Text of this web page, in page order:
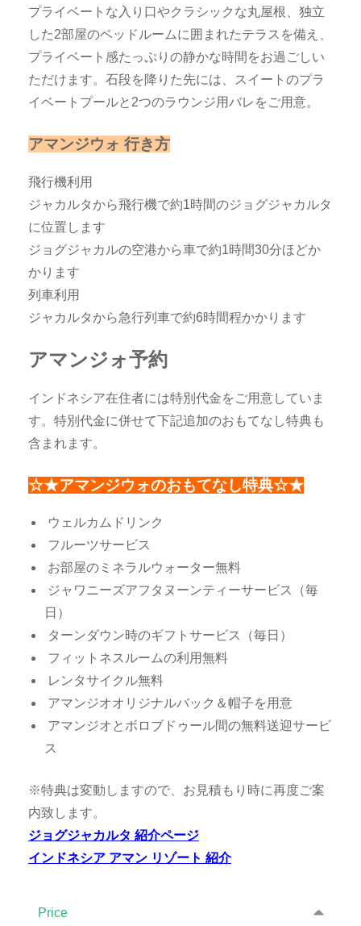
プライベートな入り口やクラシックな丸屋根、独立
した2部屋のベッドルームに囲まれたテラスを備え、
プライベート感たっぷりの静かな時間をお過ごしい
ただけます。石段を降りた先には、スイートのプラ
イベートプールと2つのラウンジ用バレをご用意。
アマンジウォ 行き方
飛行機利用
ジャカルタから飛行機で約1時間のジョグジャカルタ
に位置します
ジョグジャカルの空港から車で約1時間30分ほどか
かります
列車利用
ジャカルタから急行列車で約6時間程かかります
アマンジォ予約
インドネシア在住者には特別代金をご用意していま
す。特別代金に併せて下記追加のおもてなし特典も
含まれます。
☆★アマンジウォのおもてなし特典☆★
ウェルカムドリンク
フルーツサービス
お部屋のミネラルウォーター無料
ジャワニーズアフタヌーンティーサービス（毎
日）
ターンダウン時のギフトサービス（毎日）
フィットネスルームの利用無料
レンタサイクル無料
アマンジオオリジナルバック＆帽子を用意
アマンジオとボロブドゥール間の無料送迎サービ
ス
※特典は変動しますので、お見積もり時に再度ご案
内致します。
ジョグジャカルタ 紹介ページ
インドネシア アマン リゾート 紹介
Price